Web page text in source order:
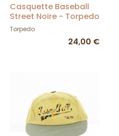
Casquette Baseball
Street Noire - Torpedo
Torpedo
24,00 €